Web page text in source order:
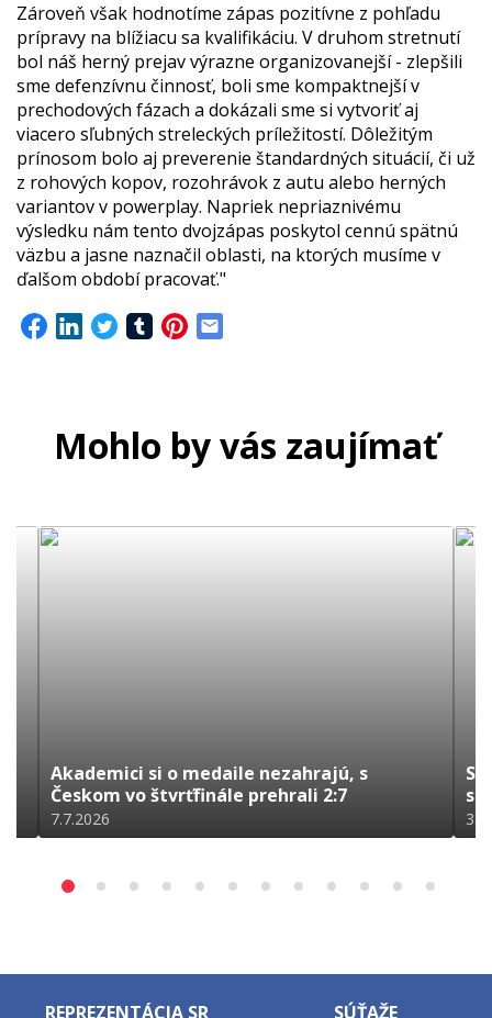
Zároveň však hodnotíme zápas pozitívne z pohľadu
prípravy na blížiacu sa kvalifikáciu. V druhom stretnutí
bol náš herný prejav výrazne organizovanejší - zlepšili
sme defenzívnu činnosť, boli sme kompaktnejší v
prechodových fázach a dokázali sme si vytvoriť aj
viacero sľubných streleckých príležitostí. Dôležitým
prínosom bolo aj preverenie štandardných situácií, či už
z rohových kopov, rozohrávok z autu alebo herných
variantov v powerplay. Napriek nepriaznivému
výsledku nám tento dvojzápas poskytol cennú spätnú
väzbu a jasne naznačil oblasti, na ktorých musíme v
ďalšom období pracovať."
Mohlo by vás zaujímať
Akademici si o medaile nezahrajú, s
Českom vo štvrťfinále prehrali 2:7
7.7.2026
REPREZENTÁCIA SR SÚŤAŽE